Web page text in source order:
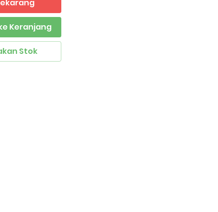
Keranjang
Stok